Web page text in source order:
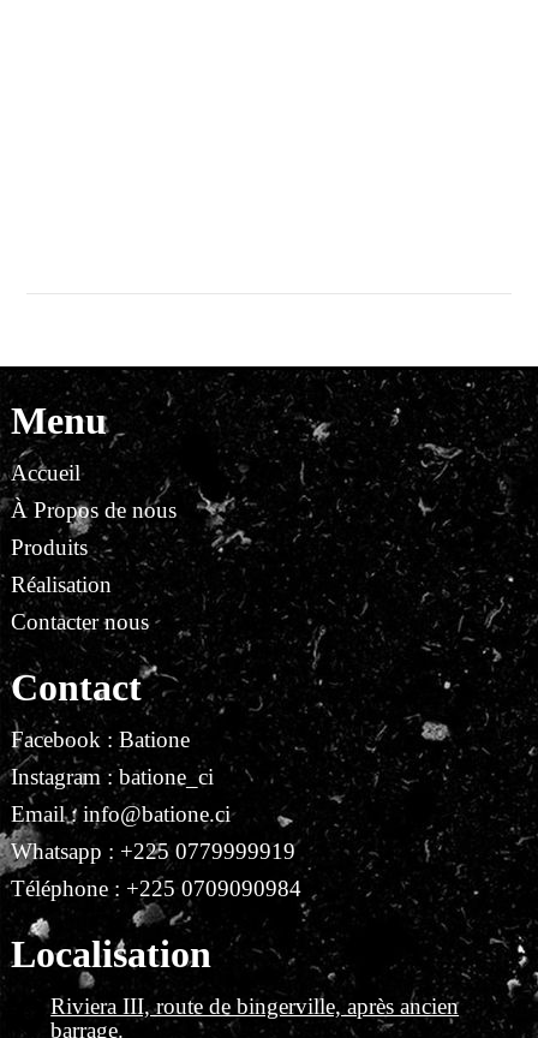
Menu
Accueil
À Propos de nous
Produits
Réalisation
Contacter nous
Contact
Facebook : Batione
Instagram : batione_ci
Email : info@batione.ci
Whatsapp : +225 0779999919
Téléphone : +225 0709090984
Localisation
Riviera III, route de bingerville, après ancien
barrage.